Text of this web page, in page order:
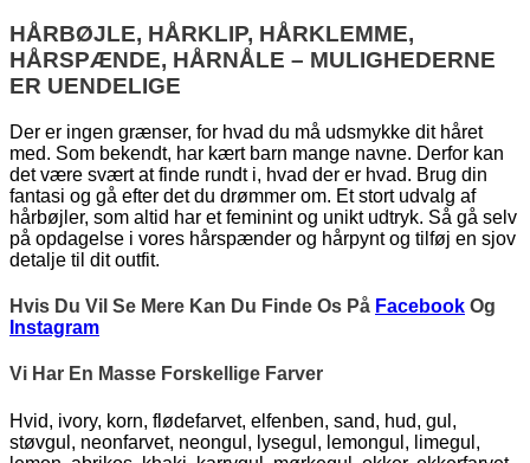
HÅRBØJLE, HÅRKLIP, HÅRKLEMME,
HÅRSPÆNDE, HÅRNÅLE – MULIGHEDERNE
ER UENDELIGE
Der er ingen grænser, for hvad du må udsmykke dit håret
med. Som bekendt, har kært barn mange navne. Derfor kan
det være svært at finde rundt i, hvad der er hvad. Brug din
fantasi og gå efter det du drømmer om. Et stort udvalg af
hårbøjler, som altid har et feminint og unikt udtryk. Så gå selv
på opdagelse i vores hårspænder og hårpynt og tilføj en sjov
detalje til dit outfit.
Hvis Du Vil Se Mere Kan Du Finde Os På Facebook Og
Instagram
Vi Har En Masse Forskellige Farver
Hvid, ivory, korn, flødefarvet, elfenben, sand, hud, gul,
støvgul, neonfarvet, neongul, lysegul, lemongul, limegul,